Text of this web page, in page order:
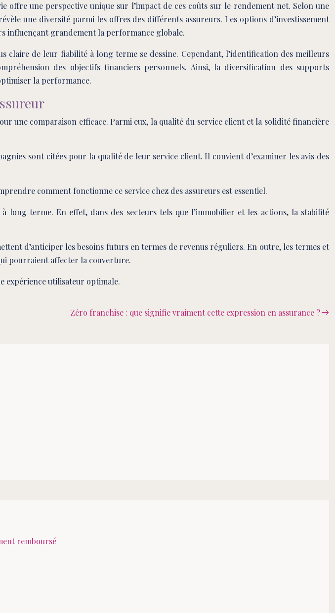
offre une perspective unique sur l’impact de ces coûts sur le rendement net. Selon une
une diversité parmi les offres des différents assureurs. Les options d’investissement
influençant grandement la performance globale.
claire de leur fiabilité à long terme se dessine. Cependant, l’identification des meilleurs
des objectifs financiers personnels. Ainsi, la diversification des supports
la performance.
une comparaison efficace. Parmi eux, la qualité du service client et la solidité financière
sont citées pour la qualité de leur service client. Il convient d’examiner les avis des
comment fonctionne ce service chez des assureurs est essentiel.
long terme. En effet, dans des secteurs tels que l’immobilier et les actions, la stabilité
d’anticiper les besoins futurs en termes de revenus réguliers. En outre, les termes et
pourraient affecter la couverture.
expérience utilisateur optimale.
Zéro franchise : que signifie vraiment cette expression en assurance ?
remboursé